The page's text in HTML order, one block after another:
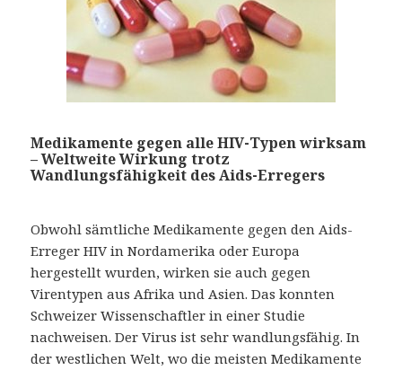
Medikamente gegen alle HIV-Typen wirksam
– Weltweite Wirkung trotz
Wandlungsfähigkeit des Aids-Erregers
Obwohl sämtliche Medikamente gegen den Aids-
Erreger HIV in Nordamerika oder Europa
hergestellt wurden, wirken sie auch gegen
Virentypen aus Afrika und Asien. Das konnten
Schweizer Wissenschaftler in einer Studie
nachweisen. Der Virus ist sehr wandlungsfähig. In
der westlichen Welt, wo die meisten Medikamente